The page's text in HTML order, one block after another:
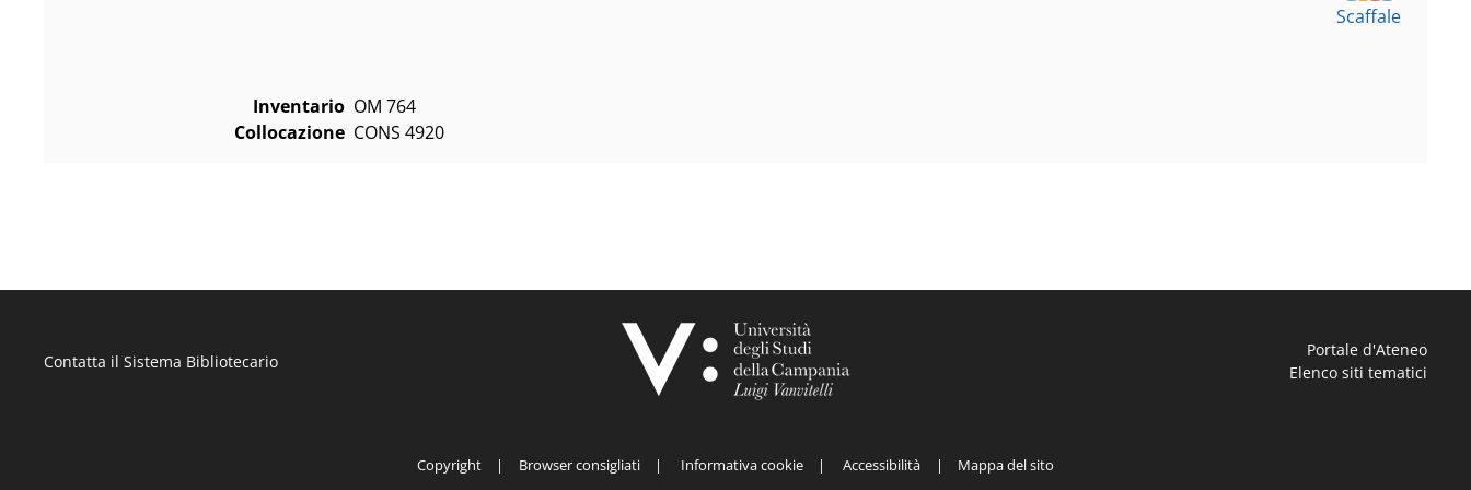
Inventario OM 764
Collocazione CONS 4920
Scaffale
Contatta il Sistema Bibliotecario
Portale d'Ateneo
Elenco siti tematici
Copyright Browser consigliati Informativa cookie Accessibilità Mappa del sito